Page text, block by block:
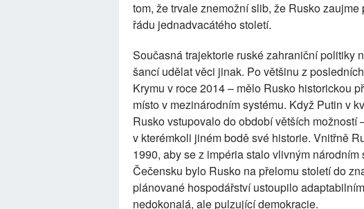
tom, že trvale znemožní slib, že Rusko
řádu jednadvacátého století.
Současná trajektorie ruské zahraniční politiky
šancí udělat věci jinak. Po většinu z
Krymu v roce 2014 – mělo Rusko historickou
místo v mezinárodním systému. Když Putin v
Rusko vstupovalo do období větších možností
v kterémkoli jiném bodě své historie. Vnitřně
1990, aby se z impéria stalo vlivným
Čečensku bylo Rusko na přelomu století do
plánované hospodářství ustoupilo
nedokonalá, ale pulzující demokracie.